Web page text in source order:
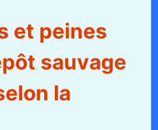
et peines
sauvage
la